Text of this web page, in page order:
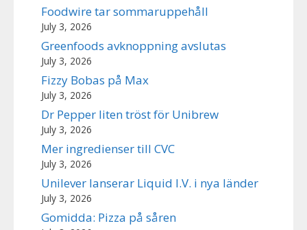
Foodwire tar sommaruppehåll
July 3, 2026
Greenfoods avknoppning avslutas
July 3, 2026
Fizzy Bobas på Max
July 3, 2026
Dr Pepper liten tröst för Unibrew
July 3, 2026
Mer ingredienser till CVC
July 3, 2026
Unilever lanserar Liquid I.V. i nya länder
July 3, 2026
Gomidda: Pizza på såren